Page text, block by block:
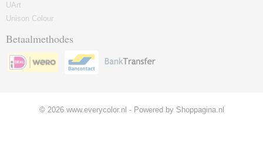
UArt
Unison Colour
Betaalmethodes
© 2026 www.everycolor.nl - Powered by Shoppagina.nl